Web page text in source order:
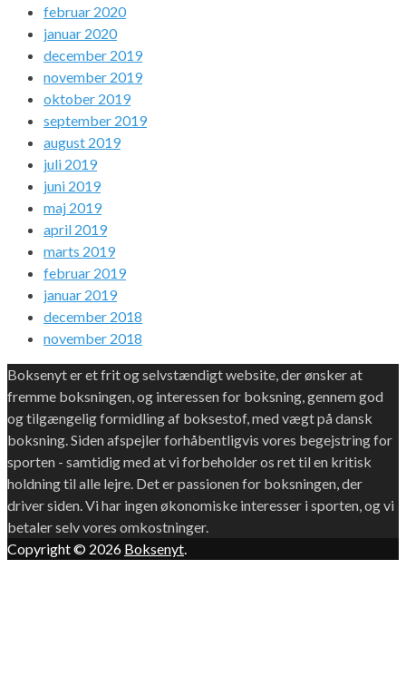
februar 2020
januar 2020
december 2019
november 2019
oktober 2019
september 2019
august 2019
juli 2019
juni 2019
maj 2019
april 2019
marts 2019
februar 2019
januar 2019
december 2018
november 2018
Boksenyt er et frit og selvstændigt website, der ønsker at
fremme boksningen, og interessen for boksning, gennem god
og tilgængelig formidling af boksestof, med vægt på dansk
boksning. Siden afspejler forhåbentligvis vores begejstring for
sporten - samtidig med at vi forbeholder os ret til en kritisk
holdning til alle lejre. Det er passionen for boksningen, der
driver siden. Vi har ingen økonomiske interesser i sporten, og vi
betaler selv vores omkostninger.
Copyright © 2026 Boksenyt.